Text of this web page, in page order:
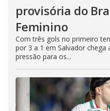
provisória do
Feminino
Com três gols no primeiro
por 3 a 1 em Salvador
pressão para os...